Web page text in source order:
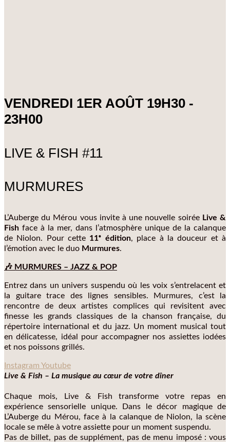
VENDREDI 1ER AOÛT 19H30 -
23H00
LIVE & FISH #11
MURMURES
L’Auberge du Mérou vous invite à une nouvelle soirée Live &
Fish face à la mer, dans l’atmosphère unique de la calanque
de Niolon. Pour cette 11ᵉ édition, place à la douceur et à
l’émotion avec le duo Murmures.
🎶 MURMURES – JAZZ & POP
Entrez dans un univers suspendu où les voix s’entrelacent et
la guitare trace des lignes sensibles. Murmures, c’est la
rencontre de deux artistes complices qui revisitent avec
finesse les grands classiques de la chanson française, du
répertoire international et du jazz. Un moment musical tout
en délicatesse, idéal pour accompagner nos assiettes iodées
et nos poissons grillés.
Instagram Youtube
Live & Fish – La musique au cœur de votre dîner
Chaque mois, Live & Fish transforme votre repas en
expérience sensorielle unique. Dans le décor magique de
L’Auberge du Mérou, face à la calanque de Niolon, la scène
locale se mêle à votre assiette pour un moment suspendu.
Pas de billet, pas de supplément, pas de menu imposé : vous